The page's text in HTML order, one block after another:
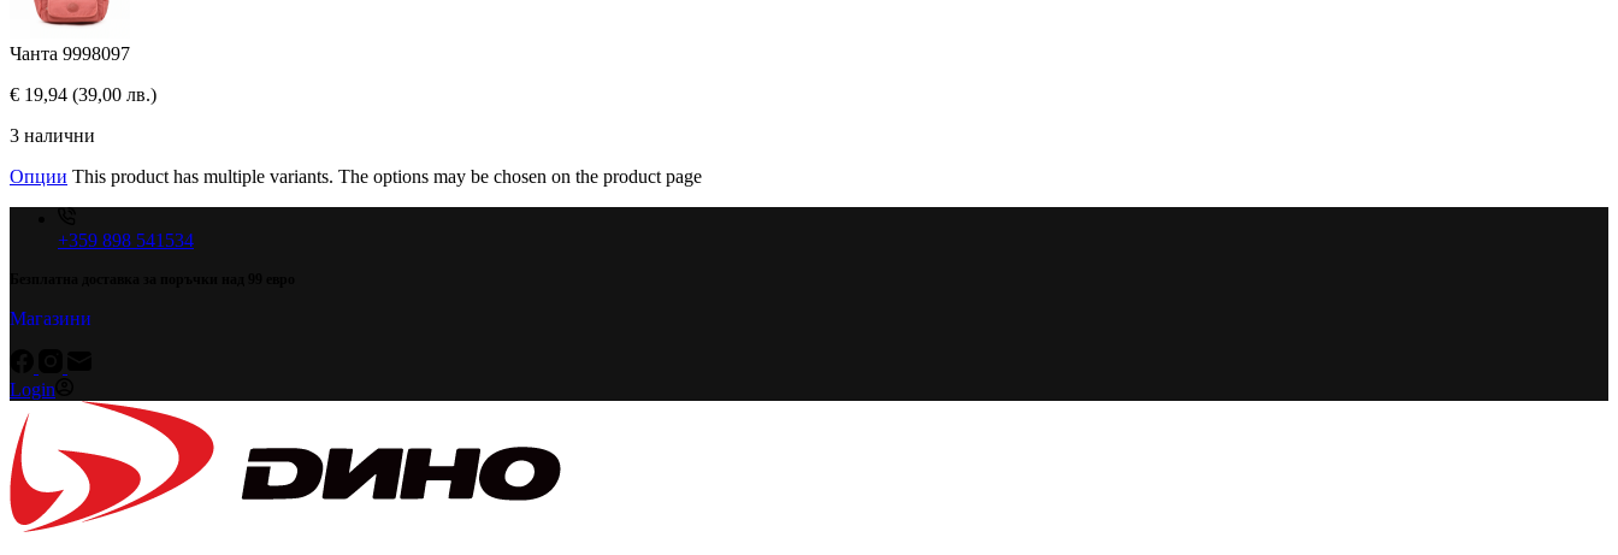
Чанта 9998097
€ 19,94 (39,00 лв.)
3 налични
Опции This product has multiple variants. The options may be chosen on the product page
+359 898 541534
Магазини
Login